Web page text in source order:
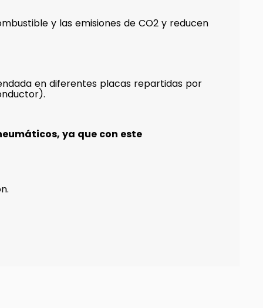
y las emisiones de CO2 y reducen
en diferentes placas repartidas por
ya que con este